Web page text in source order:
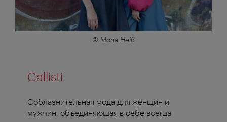
© Mona Heiß
Callisti
Соблазнительная мода для женщин и
мужчин, объединяющая в себе всегда